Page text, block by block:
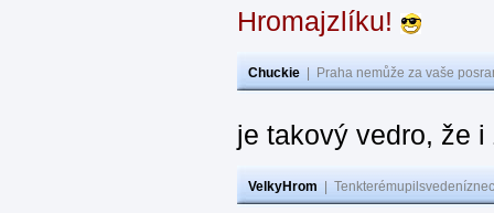
Hromajzlíku!
Chuckie Praha nemůže za vaše
je takový vedro, že
VelkyHrom